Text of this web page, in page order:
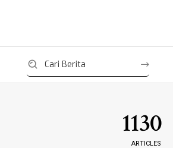
1130
ARTICLES